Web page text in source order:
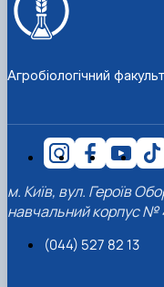
Агробіологічний
м. Київ, вул. Героїв
навчальний корпус №
(044) 527 82 13